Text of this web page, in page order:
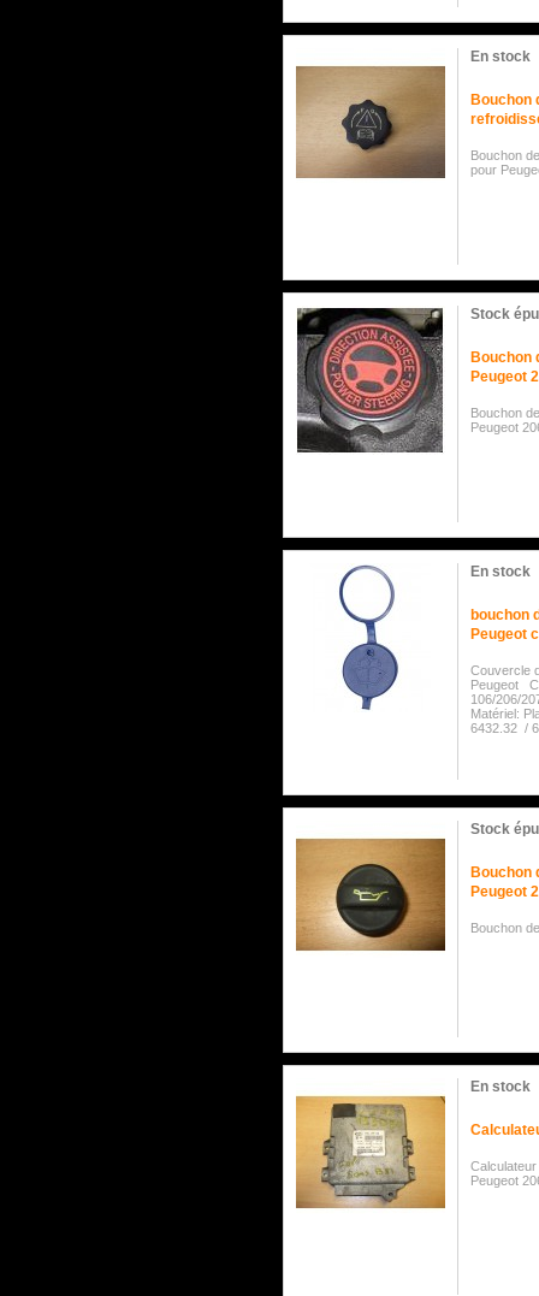
En stock
Bouchon
Bouchon
pour
Stock
Bouchon
Peugeot
Bouchon
Peugeot
En stock
bouchon
Peugeot
Couvercle
Peugeot
106/206/
Matériel:
6432.32 /
Stock
Bouchon
Peugeot
Bouchon
En stock
Peugeot